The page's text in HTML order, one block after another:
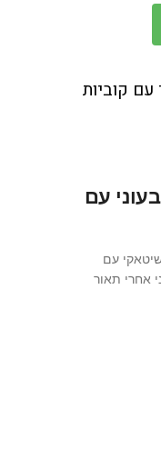
עם
עם
אחרי תאור